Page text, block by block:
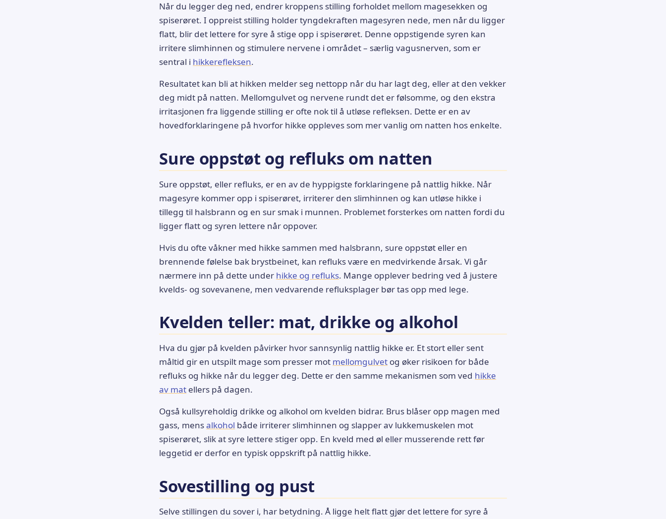
Når du legger deg ned, endrer kroppens stilling forholdet mellom magesekken og
spiserøret. I oppreist stilling holder tyngdekraften magesyren nede, men når du ligger
flatt, blir det lettere for syre å stige opp i spiserøret. Denne oppstigende syren kan
irritere slimhinnen og stimulere nervene i området – særlig vagusnerven, som er
sentral i hikkerefleksen.
Resultatet kan bli at hikken melder seg nettopp når du har lagt deg, eller at den vekker
deg midt på natten. Mellomgulvet og nervene rundt det er følsomme, og den ekstra
irritasjonen fra liggende stilling er ofte nok til å utløse refleksen. Dette er en av
hovedforklaringene på hvorfor hikke oppleves som mer vanlig om natten hos enkelte.
Sure oppstøt og refluks om natten
Sure oppstøt, eller refluks, er en av de hyppigste forklaringene på nattlig hikke. Når
magesyre kommer opp i spiserøret, irriterer den slimhinnen og kan utløse hikke i
tillegg til halsbrann og en sur smak i munnen. Problemet forsterkes om natten fordi du
ligger flatt og syren lettere når oppover.
Hvis du ofte våkner med hikke sammen med halsbrann, sure oppstøt eller en
brennende følelse bak brystbeinet, kan refluks være en medvirkende årsak. Vi går
nærmere inn på dette under hikke og refluks. Mange opplever bedring ved å justere
kvelds- og sovevanene, men vedvarende refluksplager bør tas opp med lege.
Kvelden teller: mat, drikke og alkohol
Hva du gjør på kvelden påvirker hvor sannsynlig nattlig hikke er. Et stort eller sent
måltid gir en utspilt mage som presser mot mellomgulvet og øker risikoen for både
refluks og hikke når du legger deg. Dette er den samme mekanismen som ved hikke
av mat ellers på dagen.
Også kullsyreholdig drikke og alkohol om kvelden bidrar. Brus blåser opp magen med
gass, mensalkohol både irriterer slimhinnen og slapper av lukkemuskelen mot
spiserøret, slik at syre lettere stiger opp. En kveld med øl eller musserende rett før
leggetid er derfor en typisk oppskrift på nattlig hikke.
Sovestilling og pust
Selve stillingen du sover i, har betydning. Å ligge helt flatt gjør det lettere for syre å